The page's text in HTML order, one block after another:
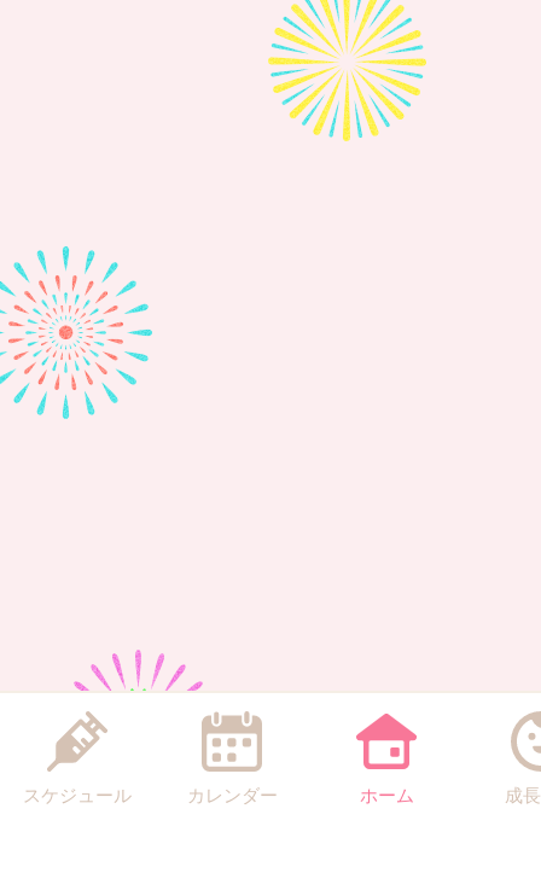
スケジュール カレンダー ホーム 成